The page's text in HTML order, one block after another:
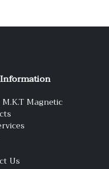
Magnetic
Us